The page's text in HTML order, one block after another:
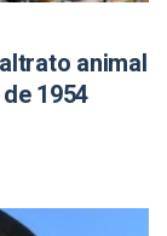
animal
1954